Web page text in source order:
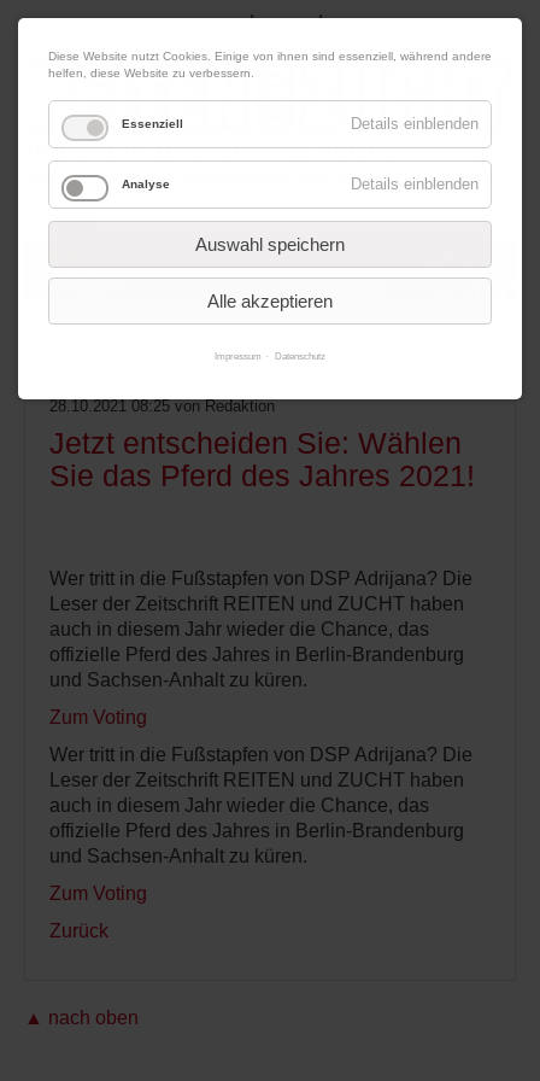
06. August 2026 Impressum|Kontakt|Datenschutz
Werbung
28.10.2021 08:25 von Redaktion
Jetzt entscheiden Sie: Wählen
Sie das Pferd des Jahres 2021!
Wer tritt in die Fußstapfen von DSP Adrijana? Die
Leser der Zeitschrift REITEN und ZUCHT haben
auch in diesem Jahr wieder die Chance, das
offizielle Pferd des Jahres in Berlin-Brandenburg
und Sachsen-Anhalt zu küren.
Zum Voting
Wer tritt in die Fußstapfen von DSP Adrijana? Die
Leser der Zeitschrift REITEN und ZUCHT haben
auch in diesem Jahr wieder die Chance, das
offizielle Pferd des Jahres in Berlin-Brandenburg
und Sachsen-Anhalt zu küren.
Zum Voting
Zurück
▲ nach oben
Diese Website nutzt Cookies. Einige von ihnen sind essenziell, während andere
helfen, diese Website zu verbessern.
Essenziell Details einblenden
Analyse Details einblenden
Auswahl speichern
Alle akzeptieren
Impressum Datenschutz